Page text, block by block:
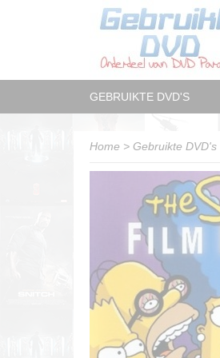
GEBRUIKTE DVD'S
Home > Gebruikte DVD's